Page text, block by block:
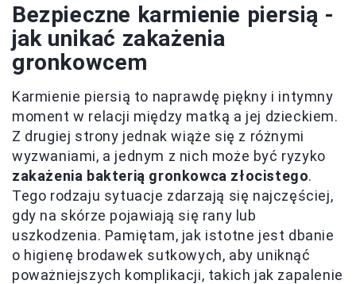
Bezpieczne karmienie piersią -
jak unikać zakażenia
gronkowcem
Karmienie piersią to naprawdę piękny i intymny
moment w relacji między matką a jej dzieckiem.
Z drugiej strony jednak wiąże się z różnymi
wyzwaniami, a jednym z nich może być ryzyko
zakażenia bakterią gronkowca złocistego.
Tego rodzaju sytuacje zdarzają się najczęściej,
gdy na skórze pojawiają się rany lub
uszkodzenia. Pamiętam, jak istotne jest dbanie
o higienę brodawek sutkowych, aby uniknąć
poważniejszych komplikacji, takich jak zapalenie